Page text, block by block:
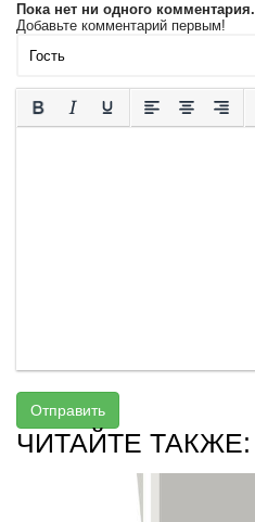
Пока нет ни одного комментария.
Добавьте комментарий первым!
Отправить
ЧИТАЙТЕ ТАКЖЕ: